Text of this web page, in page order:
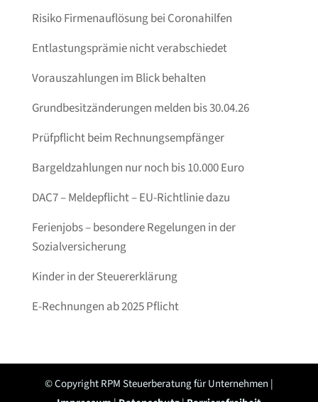
Risiko Firmenauflösung bei Coronahilfen
Entlastungsprämie nicht verabschiedet
Vorauszahlungen im Blick behalten
Grundbesitzänderungen melden bis 30.04.26
Prüfpflicht beim Rechnungsempfänger
Bargeldzahlungen nur noch bis 10.000 Euro
DAC7 – Meldepflicht – EU-Richtlinie dazu
Ferienjobs – besondere Regelungen in der
Sozialversicherung
Kinder in der Steuererklärung
E-Rechnungen ab 2025 Pflicht
© Copyright RPM Steuerberatung für Unternehmen |